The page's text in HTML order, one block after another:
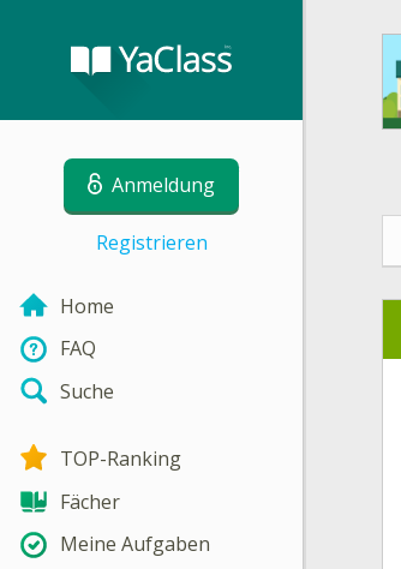
Anmeldung
Registrieren
Home
FAQ
Suche
TOP-Ranking
Fächer
Meine Aufgaben